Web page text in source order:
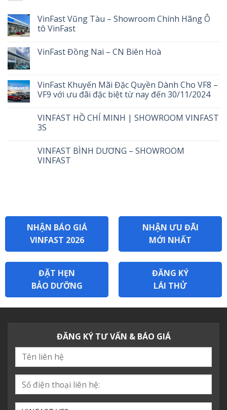
VinFast Vũng Tàu – Showroom Chính Hãng Ô
tô VinFast
VinFast Đồng Nai – CN Biên Hoà
VinFast Khuyến Mãi Đặc Quyền Dành Cho VF8 –
VF9 với ưu đãi đặc biệt từ nay đến 30/11/2024
VINFAST HỒ CHÍ MINH | SHOWROOM VINFAST
3S
VINFAST BÌNH DƯƠNG – SHOWROOM
VINFAST
NHẬN BÁO GIÁ
VINFAST 2026
NHẬN ƯU ĐÃI
MỚI NHẤT
ĐẶT HẸN
BẢO DƯỠNG
ĐĂNG KÝ
LÁI THỬ
ĐĂNG KÝ TƯ VẤN & BÁO GIÁ